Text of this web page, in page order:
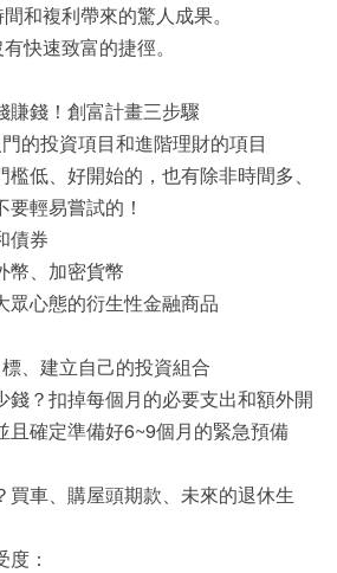
和複利帶來的驚人成果。
快速致富的捷徑。
賺錢！創富計畫三步驟
的投資項目和進階理財的項目
低、好開始的，也有除非時間多、
輕易嘗試的！
債券
幣、加密貨幣
眾心態的衍生性金融商品
、建立自己的投資組合
錢？扣掉每個月的必要支出和額外開
且確定準備好6~9個月的緊急預備
買車、購屋頭期款、未來的退休生
：